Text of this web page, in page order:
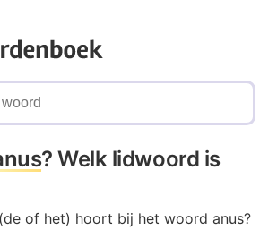
? Welk lidwoord is
of het) hoort bij het woord anus?